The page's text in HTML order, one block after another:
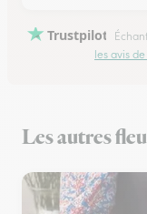
Trustpilot
les avis
Les autres